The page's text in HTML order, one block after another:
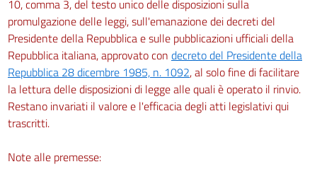
10, comma 3, del testo unico delle disposizioni sulla
promulgazione delle leggi, sull'emanazione dei decreti del
Presidente della Repubblica e sulle pubblicazioni ufficiali della
Repubblica italiana, approvato con decreto del Presidente della
Repubblica 28 dicembre 1985, n. 1092, al solo fine di facilitare
la lettura delle disposizioni di legge alle quali è operato il rinvio.
Restano invariati il valore e l'efficacia degli atti legislativi qui
trascritti.
Note alle premesse: